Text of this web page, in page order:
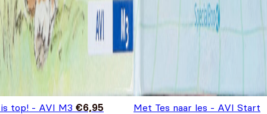
top! - AVI M3 €6,95
Met Tes naar les - AVI Start